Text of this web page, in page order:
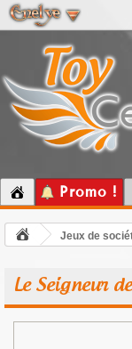
Promo !
Jeux de
Le Seigneur